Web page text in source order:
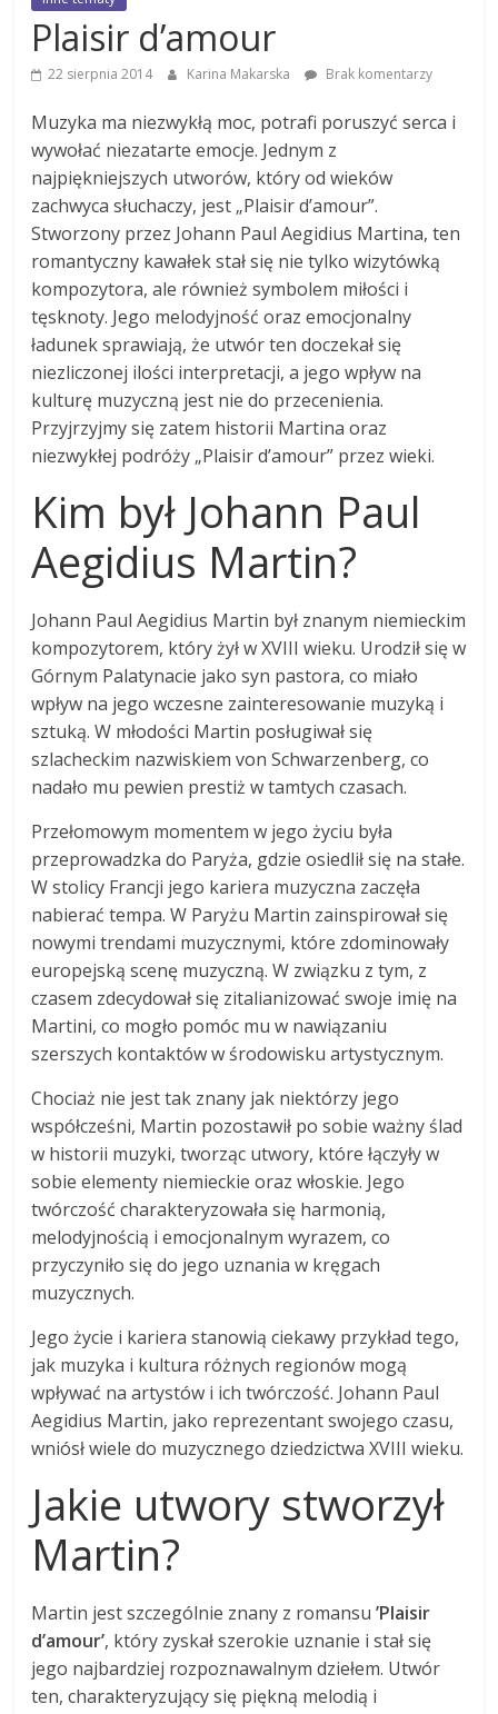
Plaisir d’amour
22 sierpnia 2014 Karina Makarska Brak komentarzy
Muzyka ma niezwykłą moc, potrafi poruszyć serca i
wywołać niezatarte emocje. Jednym z
najpiękniejszych utworów, który od wieków
zachwyca słuchaczy, jest „Plaisir d’amour”.
Stworzony przez Johann Paul Aegidius Martina, ten
romantyczny kawałek stał się nie tylko wizytówką
kompozytora, ale również symbolem miłości i
tęsknoty. Jego melodyjność oraz emocjonalny
ładunek sprawiają, że utwór ten doczekał się
niezliczonej ilości interpretacji, a jego wpływ na
kulturę muzyczną jest nie do przecenienia.
Przyjrzyjmy się zatem historii Martina oraz
niezwykłej podróży „Plaisir d’amour” przez wieki.
Kim był Johann Paul
Aegidius Martin?
Johann Paul Aegidius Martin był znanym niemieckim
kompozytorem, który żył w XVIII wieku. Urodził się w
Górnym Palatynacie jako syn pastora, co miało
wpływ na jego wczesne zainteresowanie muzyką i
sztuką. W młodości Martin posługiwał się
szlacheckim nazwiskiem von Schwarzenberg, co
nadało mu pewien prestiż w tamtych czasach.
Przełomowym momentem w jego życiu była
przeprowadzka do Paryża, gdzie osiedlił się na stałe.
W stolicy Francji jego kariera muzyczna zaczęła
nabierać tempa. W Paryżu Martin zainspirował się
nowymi trendami muzycznymi, które zdominowały
europejską scenę muzyczną. W związku z tym, z
czasem zdecydował się zitalianizować swoje imię na
Martini, co mogło pomóc mu w nawiązaniu
szerszych kontaktów w środowisku artystycznym.
Chociaż nie jest tak znany jak niektórzy jego
współcześni, Martin pozostawił po sobie ważny ślad
w historii muzyki, tworząc utwory, które łączyły w
sobie elementy niemieckie oraz włoskie. Jego
twórczość charakteryzowała się harmonią,
melodyjnością i emocjonalnym wyrazem, co
przyczyniło się do jego uznania w kręgach
muzycznych.
Jego życie i kariera stanowią ciekawy przykład tego,
jak muzyka i kultura różnych regionów mogą
wpływać na artystów i ich twórczość. Johann Paul
Aegidius Martin, jako reprezentant swojego czasu,
wniósł wiele do muzycznego dziedzictwa XVIII wieku.
Jakie utwory stworzył
Martin?
Martin jest szczególnie znany z romansu’Plaisir
d’amour’, który zyskał szerokie uznanie i stał się
jego najbardziej rozpoznawalnym dziełem. Utwór
ten, charakteryzujący się piękną melodią i